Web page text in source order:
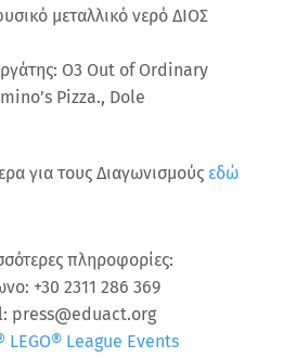
μεταλλικό νερό ΔΙΟΣ
Ο3 Out of Ordinary
Pizza., Dole
για τους Διαγωνισμούς εδώ
πληροφορίες:
+30 2311 286 369
press@eduact.org
LEGO® League Εvents